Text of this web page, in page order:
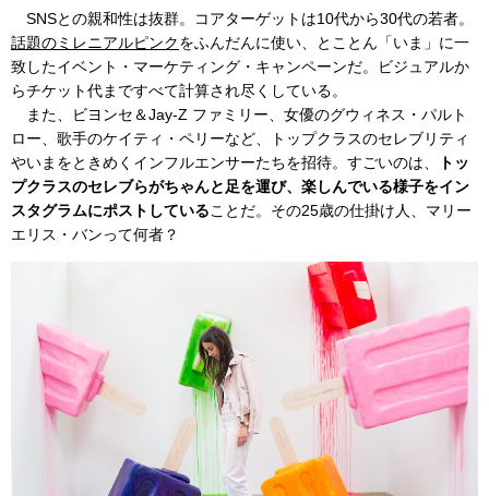
SNSとの親和性は抜群。コアターゲットは10代から30代の若者。
話題のミレニアルピンクをふんだんに使い、とことん「いま」に一
致したイベント・マーケティング・キャンペーンだ。ビジュアルか
らチケット代まですべて計算され尽くしている。
また、ビヨンセ＆Jay-Z ファミリー、女優のグウィネス・パルト
ロー、歌手のケイティ・ペリーなど、トップクラスのセレブリティ
やいまをときめくインフルエンサーたちを招待。すごいのは、
トッ
プクラスのセレブらがちゃんと足を運び、楽しんでいる様子をイン
スタグラムにポストしていることだ。その25歳の仕掛け人、マリー
エリス・バンって何者？